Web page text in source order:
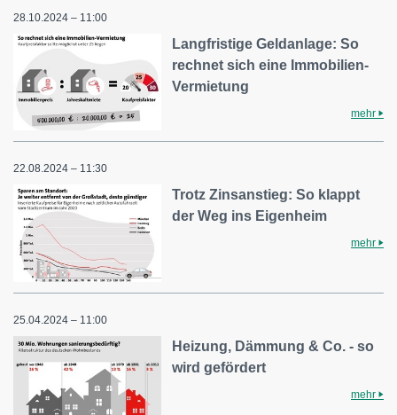
28.10.2024 – 11:00
Langfristige Geldanlage: So
rechnet sich eine Immobilien-
Vermietung
mehr
22.08.2024 – 11:30
Trotz Zinsanstieg: So klappt
der Weg ins Eigenheim
mehr
25.04.2024 – 11:00
Heizung, Dämmung & Co. - so
wird gefördert
mehr